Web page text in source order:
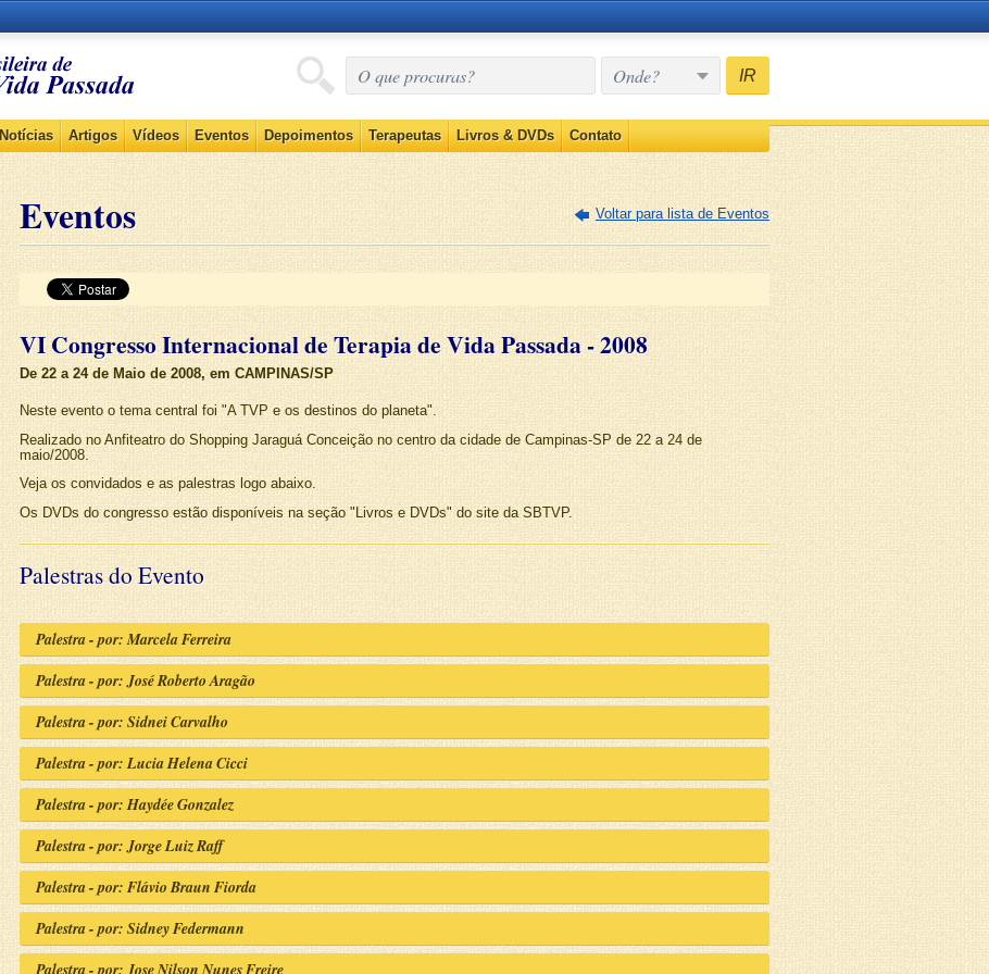
Onde? IR
Notícias Artigos Vídeos Eventos Depoimentos Terapeutas Livros & DVDs Contato
Eventos Voltar para lista de Eventos
VI Congresso Internacional de Terapia de Vida Passada - 2008
De 22 a 24 de Maio de 2008, em CAMPINAS/SP
Neste evento o tema central foi "A TVP e os destinos do planeta".
Realizado no Anfiteatro do Shopping Jaraguá Conceição no centro da cidade de Campinas-SP de 22 a 24 de
maio/2008.
Veja os convidados e as palestras logo abaixo.
Os DVDs do congresso estão disponíveis na seção "Livros e DVDs" do site da SBTVP.
Palestras do Evento
Palestra - por: Marcela Ferreira
Palestra - por: José Roberto Aragão
Palestra - por: Sidnei Carvalho
Palestra - por: Lucia Helena Cicci
Palestra - por: Haydée Gonzalez
Palestra - por: Jorge Luiz Raff
Palestra - por: Flávio Braun Fiorda
Palestra - por: Sidney Federmann
Palestra - por: Jose Nilson Nunes Freire